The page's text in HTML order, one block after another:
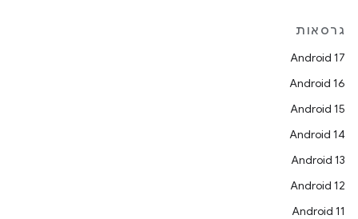
גרסאות
Android 17
Android 16
Android 15
Android 14
Android 13
Android 12
Android 11